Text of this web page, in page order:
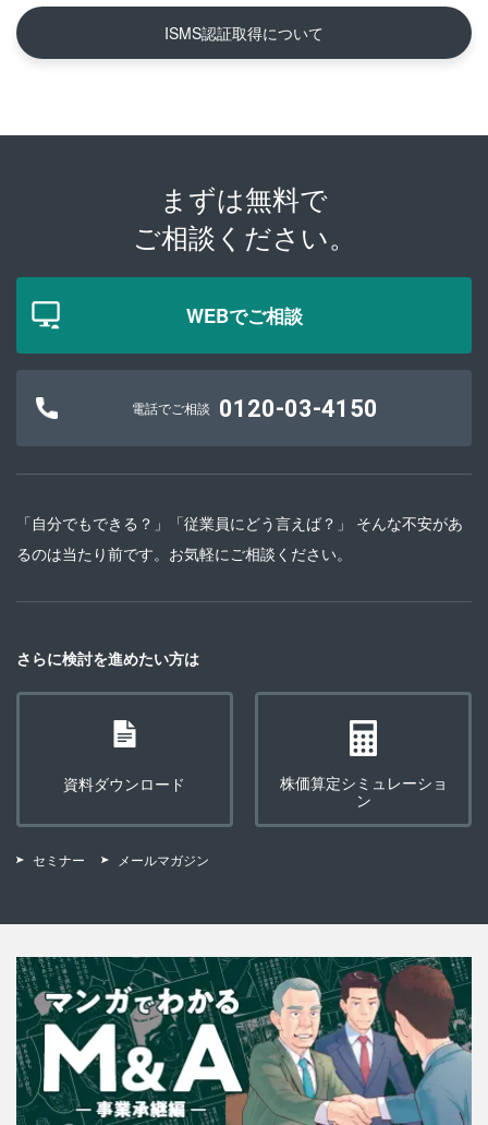
ISMS認証取得について
まずは無料で
ご相談ください。
WEBでご相談
電話でご相談 0120-03-4150
「自分でもできる？」「従業員にどう言えば？」 そんな不安があ
るのは当たり前です。お気軽にご相談ください。
さらに検討を進めたい方は
資料ダウンロード
株価算定シミュレーショ
ン
セミナー メールマガジン